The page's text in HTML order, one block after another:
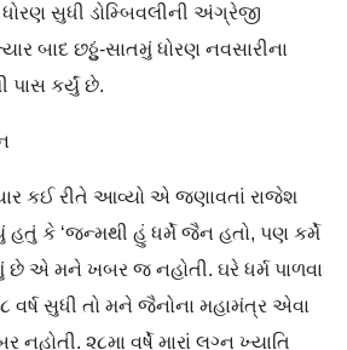
સુધી ડોમ્બિવલીની અંગ્રેજી
બાદ છઠ્ઠું-સાતમું ધોરણ નવસારીના
પાસ કર્યું છે.
કઈ રીતે આવ્યો એ જણાવતાં રાજેશ
હતું કે ‘જન્મથી હું ધર્મે જૈન હતો, પણ કર્મે
એ મને ખબર જ નહોતી. ઘરે ધર્મ પાળવા
સુધી તો મને જૈનોના મહામંત્ર એવા
૨૮મા વર્ષે મારાં લગ્ન ખ્યાતિ